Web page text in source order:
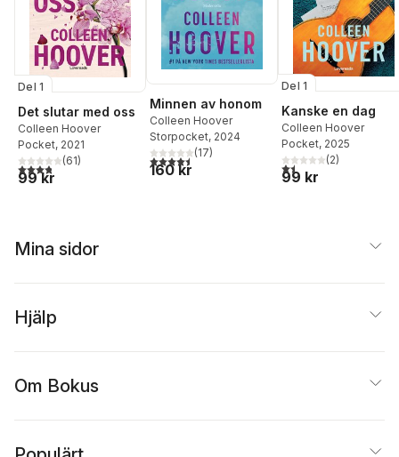
Del 1
Det slutar med oss
Colleen Hoover
Pocket, 2021
3,8utav 5 stjärnor. Totalt antal röster:
(61)
99 kr
Minnen av honom
Colleen Hoover
Storpocket, 2024
4,5utav 5 stjärnor. Totalt antal röster:
(17)
160 kr
Del 1
Kanske en dag
Colleen Hoover
Pocket, 2025
1,5utav 5 stjärnor.
(2)
99 kr
Mina sidor
Hjälp
Om Bokus